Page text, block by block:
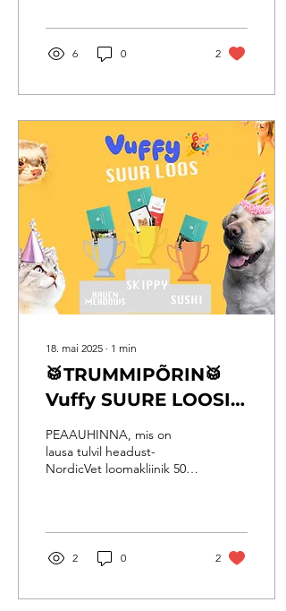
tehnoloogiakonverentse....
6 0 2
18. mai 2025 ∙ 1 min
🥁TRUMMIPÕRIN🥁
Vuffy SUURE LOOSI
võitjad on selgunud!
🏆
PEAAUHINNA, mis on
lausa tulvil headust-
NordicVet loomakliinik 50 €
südantsoojendav
Joonistatud Lemmik pilt ja
looduslikku headust
kanepiseemneõli võitis...
2 0 2